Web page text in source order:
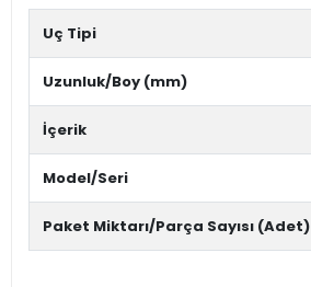
Uç Tipi
Uzunluk/Boy (mm)
İçerik
Model/Seri
Paket Miktarı/Parça Sayısı (Adet)